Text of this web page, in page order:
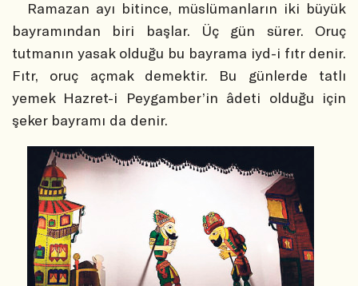
Ramazan ayı bitince, müslümanların iki büyük
bayramından biri başlar. Üç gün sürer. Oruç
tutmanın yasak olduğu bu bayrama iyd-i fıtr denir.
Fıtr, oruç açmak demektir. Bu günlerde tatlı
yemek Hazret-i Peygamber’in âdeti olduğu için
şeker bayramı da denir.